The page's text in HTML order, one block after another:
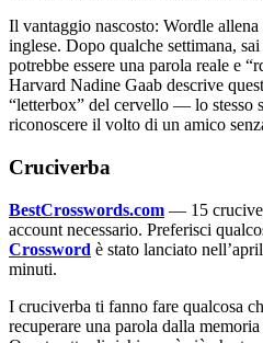
Il vantaggio nascosto: Wordle
inglese. Dopo qualche settimana,
potrebbe essere una parola reale e
Harvard Nadine Gaab descrive
“letterbox” del cervello — lo stesso
riconoscere il volto di un amico
Cruciverba
BestCrosswords.com — 15
account necessario. Preferisci
Crossword è stato lanciato
minuti.
I cruciverba ti fanno fare qualcosa
recuperare una parola dalla